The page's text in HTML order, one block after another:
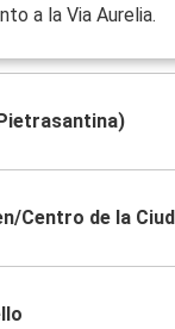
a la Via Aurelia.
Centro de la